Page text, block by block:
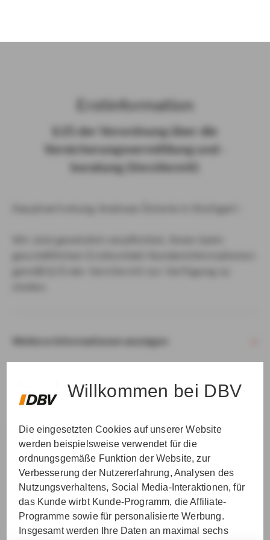
Willkommen bei DBV
Die eingesetzten Cookies auf unserer Website
werden beispielsweise verwendet für die
ordnungsgemäße Funktion der Website, zur
Verbesserung der Nutzererfahrung, Analysen des
Nutzungsverhaltens, Social Media-Interaktionen, für
das Kunde wirbt Kunde-Programm, die Affiliate-
Programme sowie für personalisierte Werbung.
Insgesamt werden Ihre Daten an maximal sechs
Erst­in­for­ma­ti­on
§ 15 der Ver­ord­nung über die
Ver­si­che­rungs­ver­mitt­lung und -​
beratung (Vers­VermV)
Weitere Informationen anzeigen
VER­STAN­DEN & WEI­TER